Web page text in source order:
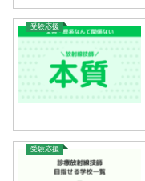
受験応援
受験応援